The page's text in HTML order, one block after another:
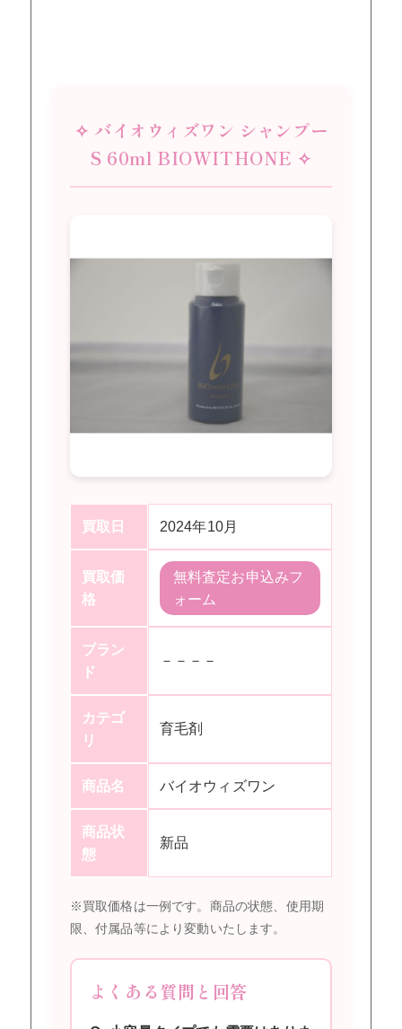
✧ バイオウィズワン シャンプー
S 60ml BIOWITHONE ✧
買取日 2024年10月
買取価
格
無料査定お申込みフ
ォーム
ブラン
ド
－－－－
カテゴ
リ
育毛剤
商品名 バイオウィズワン
商品状
態
新品
※買取価格は一例です。商品の状態、使用期
限、付属品等により変動いたします。
よくある質問と回答